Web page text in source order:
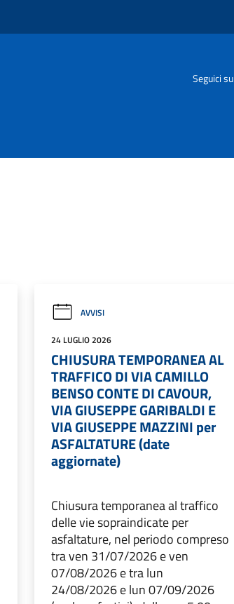
Seguici su
AVVISI
24 LUGLIO 2026
CHIUSURA TEMPORANEA AL
TRAFFICO DI VIA CAMILLO
BENSO CONTE DI CAVOUR,
VIA GIUSEPPE GARIBALDI E
VIA GIUSEPPE MAZZINI per
ASFALTATURE (date
aggiornate)
Chiusura temporanea al traffico
delle vie sopraindicate per
asfaltature, nel periodo compreso
tra ven 31/07/2026 e ven
07/08/2026 e tra lun
24/08/2026 e lun 07/09/2026